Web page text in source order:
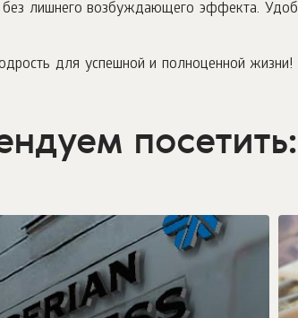
лишнего возбуждающего эффекта.
для успешной и полноценной жизни!
посетить: